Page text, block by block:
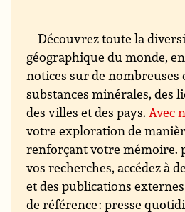
Découvrez toute la
géographique du monde,
notices sur de nombreuses
substances minérales, des
des villes et des pays.Avec
votre exploration de
renforçant votre mémoire.
vos recherches, accédez à
et des publications
de référence : presse